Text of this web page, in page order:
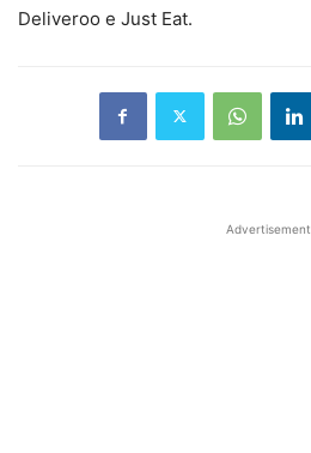
Deliveroo e Just Eat.
Advertisement